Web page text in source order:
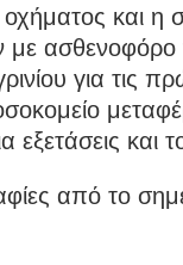
και η
με
για τις
εξετάσεις και
από το